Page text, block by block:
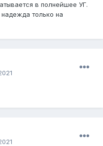
в полнейшее УГ.
надежда только на